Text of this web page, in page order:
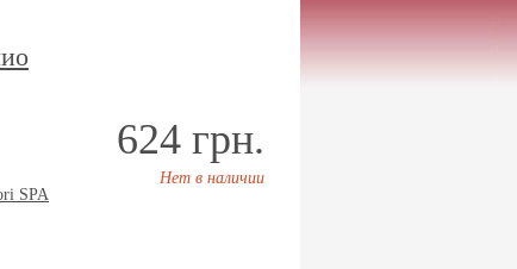
SPA
624 грн.
Нет в наличии